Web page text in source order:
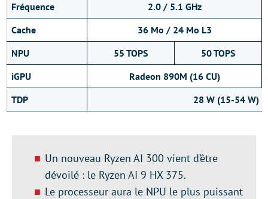
Fréquence
2.0 / 5.1 GHz
Cache
36 Mo / 24 Mo L3
NPU
55 TOPS
50 TOPS
iGPU
Radeon 890M (16 CU)
TDP
28 W (15-54 W)
Un nouveau Ryzen AI 300 vient d’être
dévoilé : le Ryzen AI 9 HX 375.
Le processeur aura le NPU le plus puissant